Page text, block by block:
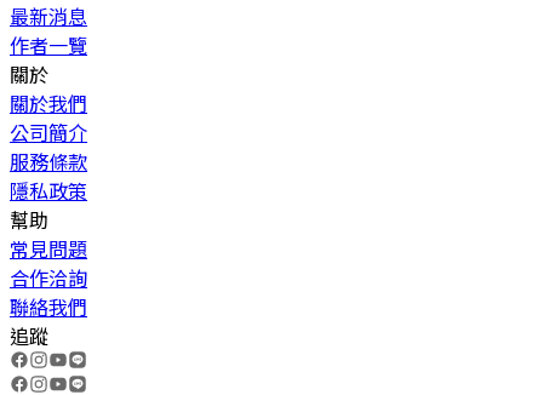
最新消息
作者一覽
關於
關於我們
公司簡介
服務條款
隱私政策
幫助
常見問題
合作洽詢
聯絡我們
追蹤